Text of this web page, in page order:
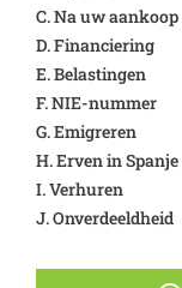
C. Na uw aankoop
D. Financiering
E. Belastingen
F. NIE-nummer
G. Emigreren
H. Erven in Spanje
I. Verhuren
J. Onverdeeldheid